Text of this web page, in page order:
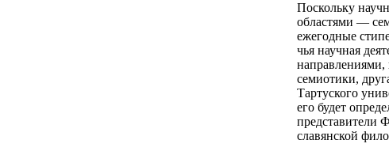
Поскольку
областями —
ежегодные
чья научная
направлениями,
семиотики,
Тартуского
его будет
представители
славянской